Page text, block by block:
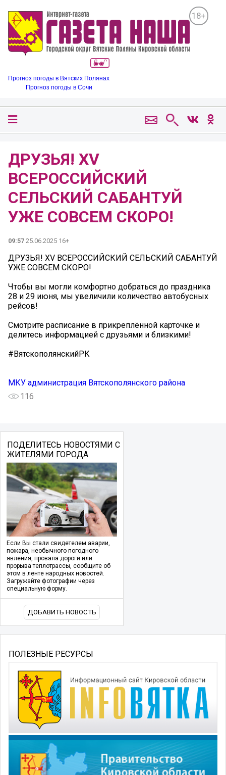
18+
Прогноз погоды в Вятских Полянах
Прогноз погоды в Сочи
ДРУЗЬЯ! XV
ВСЕРОССИЙСКИЙ
СЕЛЬСКИЙ САБАНТУЙ
УЖЕ СОВСЕМ СКОРО!
09:57 25.06.2025 16+
ДРУЗЬЯ! XV ВСЕРОССИЙСКИЙ СЕЛЬСКИЙ САБАНТУЙ
УЖЕ СОВСЕМ СКОРО!
Чтобы вы могли комфортно добраться до праздника
28 и 29 июня, мы увеличили количество автобусных
рейсов!
Смотрите расписание в прикреплённой карточке и
делитесь информацией с друзьями и близкими!
#ВятскополянскийРК
МКУ администрация Вятскополянского района
116
ПОДЕЛИТЕСЬ НОВОСТЯМИ С
ЖИТЕЛЯМИ ГОРОДА
Если Вы стали свидетелем аварии,
пожара, необычного погодного
явления, провала дороги или
прорыва теплотрассы, сообщите об
этом в ленте народных новостей.
Загружайте фотографии через
специальную форму.
ДОБАВИТЬ НОВОСТЬ
ПОЛЕЗНЫЕ РЕСУРСЫ